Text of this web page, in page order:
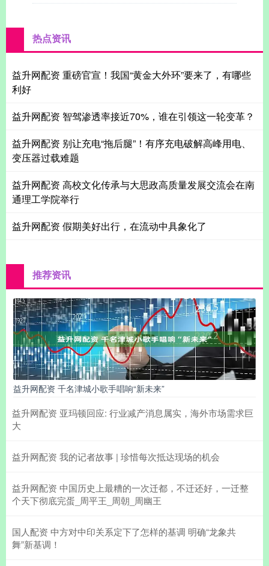
热点资讯
益升网配资 重磅官宣！我国“黄金大外环”要来了，有哪些
利好
益升网配资 智驾渗透率接近70%，谁在引领这一轮变革？
益升网配资 别让充电“拖后腿”！有序充电破解高峰用电、
变压器过载难题
益升网配资 高校文化传承与大思政高质量发展交流会在南
通理工学院举行
益升网配资 假期美好出行，在流动中具象化了
推荐资讯
益升网配资 千名津城小歌手唱响“新未来”
益升网配资 亚玛顿回应: 行业减产消息属实，海外市场需求巨
大
益升网配资 我的记者故事 | 珍惜每次抵达现场的机会
益升网配资 中国历史上最糟的一次迁都，不迁还好，一迁整
个天下彻底完蛋_周平王_周朝_周幽王
国人配资 中方对中印关系定下了怎样的基调 明确“龙象共
舞”新基调！